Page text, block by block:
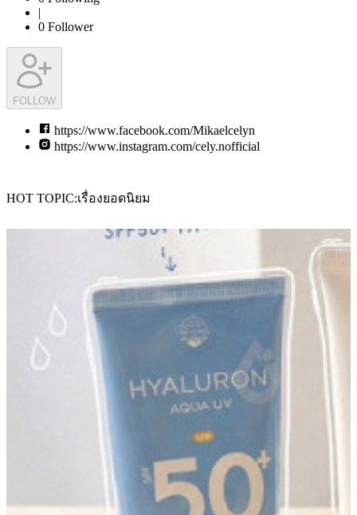
|
0 Follower
FOLLOW
https://www.facebook.com/Mikaelcelyn
https://www.instagram.com/cely.nofficial
HOT TOPIC เรื่องยอดนิยม